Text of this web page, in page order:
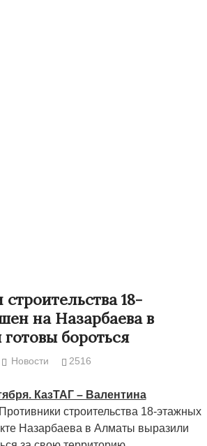
18-
на Назарбаева в
бороться
Новости 2516
КазТАГ – Валентина
строительства 18-этажных
Назарбаева в Алматы выразили